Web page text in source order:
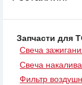
Запчасти для
Свеча
Свеча
Фильтр